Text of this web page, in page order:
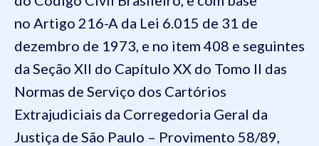
no Artigo 216-A da Lei 6.015 de 31 de
dezembro de 1973, e no item 408 e seguintes
da Seção XII do Capítulo XX do Tomo II das
Normas de Serviço dos Cartórios
Extrajudiciais da Corregedoria Geral da
Justiça de São Paulo – Provimento 58/89,